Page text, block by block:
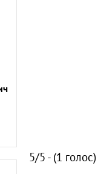
5/5 - (1 голос)